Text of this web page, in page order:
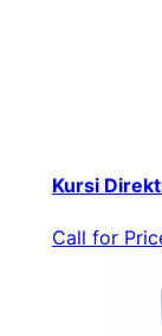
Kursi
Call for